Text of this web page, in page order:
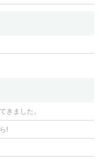
きました。
!